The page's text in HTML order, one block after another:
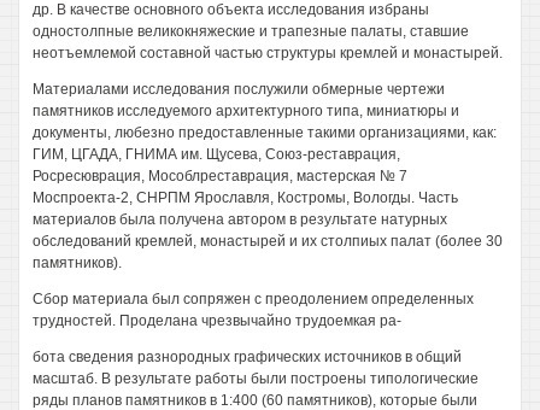
др. В качестве основного объекта исследования избраны
одностолпные великокняжеские и трапезные палаты, ставшие
неотъемлемой составной частью структуры кремлей и монастырей.
Материалами исследования послужили обмерные чертежи
памятников исследуемого архитектурного типа, миниатюры и
документы, любезно предоставленные такими организациями, как:
ГИМ, ЦГАДА, ГНИМА им. Щусева, Союз-реставрация,
Росресюврация, Мособлреставрация, мастерская № 7
Моспроекта-2, СНРПМ Ярославля, Костромы, Вологды. Часть
материалов была получена автором в результате натурных
обследований кремлей, монастырей и их столпиых палат (более 30
памятников).
Сбор материала был сопряжен с преодолением определенных
трудностей. Проделана чрезвычайно трудоемкая ра-
бота сведения разнородных графических источников в общий
масштаб. В результате работы были построены типологические
ряды планов памятников в 1:400 (60 памятников), которые были